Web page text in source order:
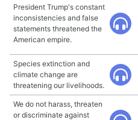
President Trump's constant
inconsistencies and false
statements threatened the
American empire.
Species extinction and
climate change are
threatening our livelihoods.
We do not harass, threaten
or discriminate against